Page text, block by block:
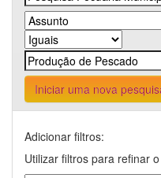
Iniciar uma nova
Adicionar filtros:
Utilizar filtros para refinar